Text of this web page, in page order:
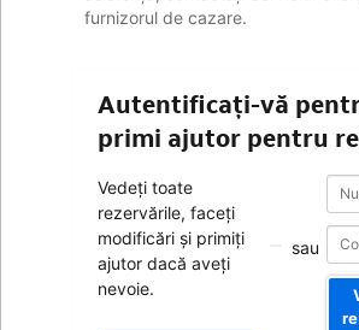
furnizorul de cazare.
Autentificați-vă
primi ajutor pentru
Vedeți toate
rezervările, faceți
modificări și primiți
ajutor dacă aveți
nevoie.
sau